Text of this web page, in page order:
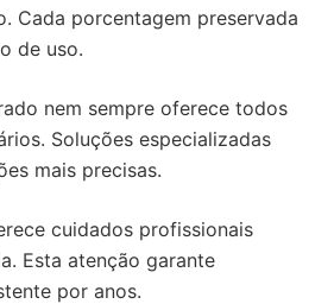
Cada porcentagem preservada
de uso.
nem sempre oferece todos
Soluções especializadas
mais precisas.
cuidados profissionais
Esta atenção garante
por anos.